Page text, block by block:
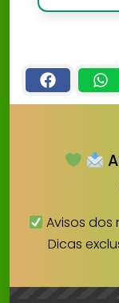
Avisos dos
Dicas